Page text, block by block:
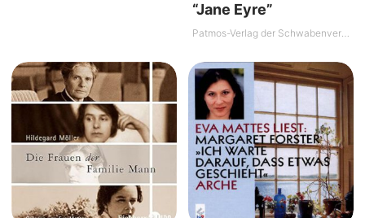
“Jane Eyre”
Patmos-Verlag der Schwabenverlag